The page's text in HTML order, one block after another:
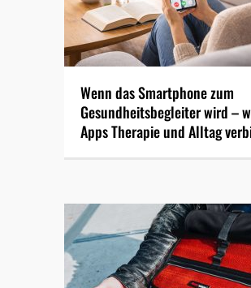
Wenn das Smartphone zum
Gesundheitsbegleiter wird –
Apps Therapie und Alltag